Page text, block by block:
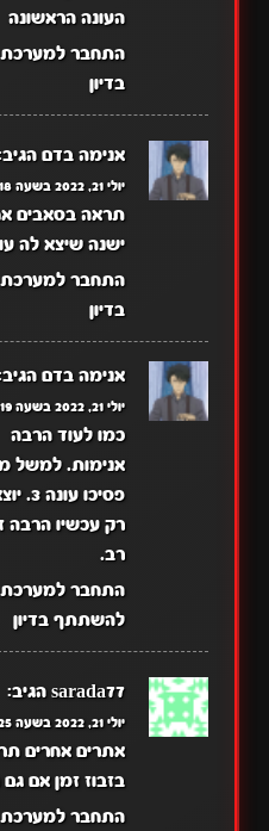
העונה הראשונה
התחבר
בדיון
אנימה בדם
יולי 21, 2022 בשעה 8:18 pm
תראה בסאבים
ישנה שיצא לה
התחבר
בדיון
אנימה בדם
יולי 21, 2022 בשעה 8:19 pm
כמו לעוד הרבה
אנימות. למשל
פסיכו
רק עכשיו הרבה
רב.
התחבר למערכת
להשתתף בדיון
sarada77 הגיב:
יולי 21, 2022 בשעה 1:25 pm
אתרים אחרים
בזבוז זמן אם
התחבר למערכת